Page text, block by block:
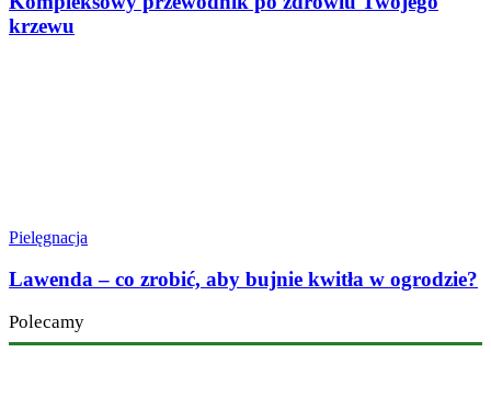
krzewu
Pielęgnacja
Lawenda – co zrobić, aby bujnie kwitła w ogrodzie?
Polecamy